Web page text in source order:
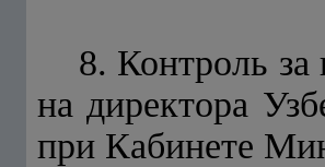
8. Контроль за
на директора
при Кабинете